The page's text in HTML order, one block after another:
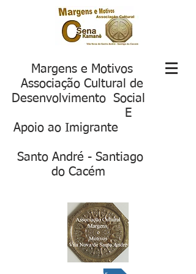
Margens e Motivos
Associação Cultural de
Desenvolvimento Social
E
Apoio ao Imigrante
Santo André - Santiago
do Cacém